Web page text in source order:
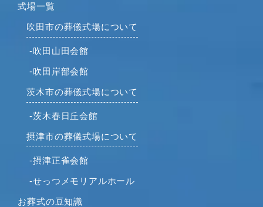
式場一覧
吹田市の葬儀式場について
-吹田山田会館
-吹田岸部会館
茨木市の葬儀式場について
-茨木春日丘会館
摂津市の葬儀式場について
-摂津正雀会館
-せっつメモリアルホール
お葬式の豆知識